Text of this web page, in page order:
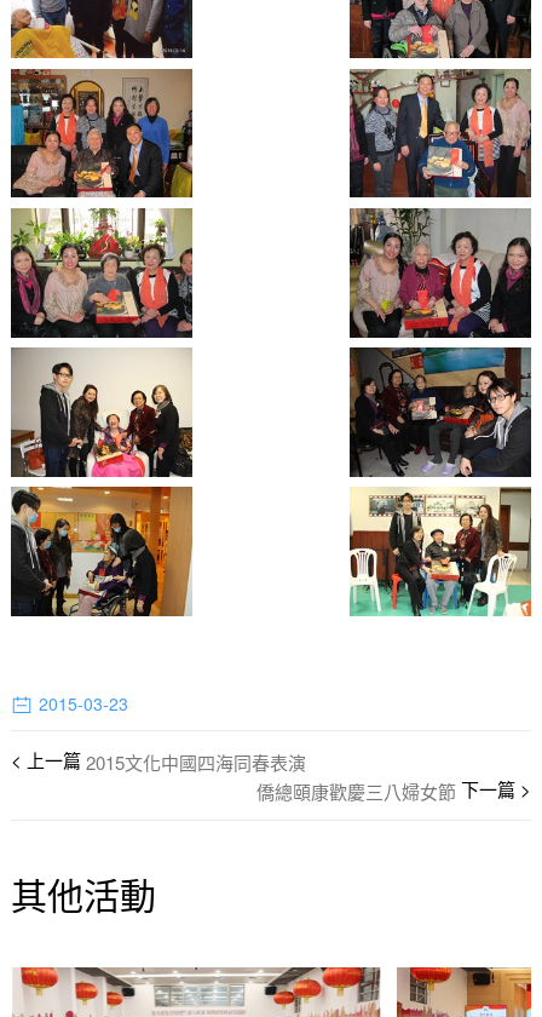
2015-03-23
2015文化中國四海同春表演
僑總頤康歡慶三八婦女節
其他活動